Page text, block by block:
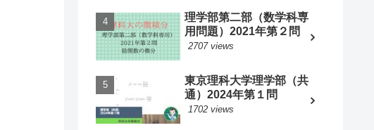
理学部第二部（数学科専
用問題）2021年第２問
2707 views
東京理科大学理学部（共
通）2024年第１問
1702 views